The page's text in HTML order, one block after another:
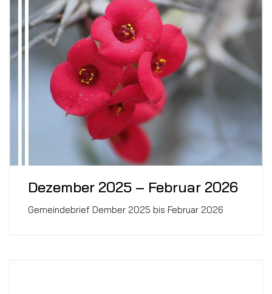
Dezember 2025 – Februar 2026
Gemeindebrief Dember 2025 bis Februar 2026